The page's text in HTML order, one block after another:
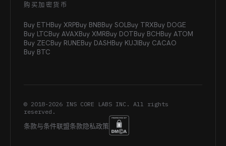
购买加密货币
Buy ETHBuy XRPBuy BNBBuy SOLBuy TRXBuy DOGE
Buy LTCBuy AVAXBuy XMRBuy DOTBuy BCHBuy ATOM
Buy ZECBuy RUNEBuy DASHBuy KUJIBuy CACAO
Buy BTC
© 2018-2026 INS CORE LABS INC. All rights
reserved.
条款与条件联盟条款隐私政策